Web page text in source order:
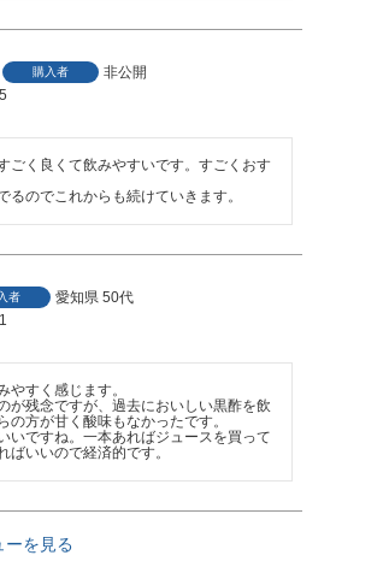
購入者
非公開
ごく良くて飲みやすいです。すごくおす
るのでこれからも続けていきます。
者 愛知県 50代
やすく感じます。
が残念ですが、過去においしい黒酢を飲
の方が甘く酸味もなかったです。
いですね。一本あればジュースを買って
ばいいので経済的です。
ーを見る